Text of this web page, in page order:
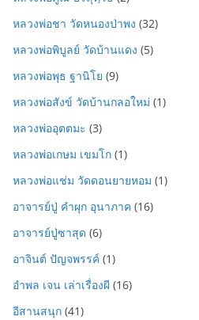
หลวงพ่อชา วัดหนองป่าพง (32)
หลวงพ่อพิบูลย์ วัดบ้านแดง (5)
หลวงพ่อพุธ ฐานิโย (9)
หลวงพ่อสังข์ วัดบ้านกลอใหม่ (1)
หลวงพ่ออุตตมะ (3)
หลวงพ่อเกษม เขมโก (1)
หลวงพ่อแช่ม วัดดอนยายหอม (1)
อาจารย์ปู่ คำผุก อุนาภาค (16)
อาจารย์ปู่ซาสุด (6)
อาจินต์ ปัญจพรรค์ (1)
อำพล เจน เล่าเรื่องผี (16)
อีสานสนุก (41)